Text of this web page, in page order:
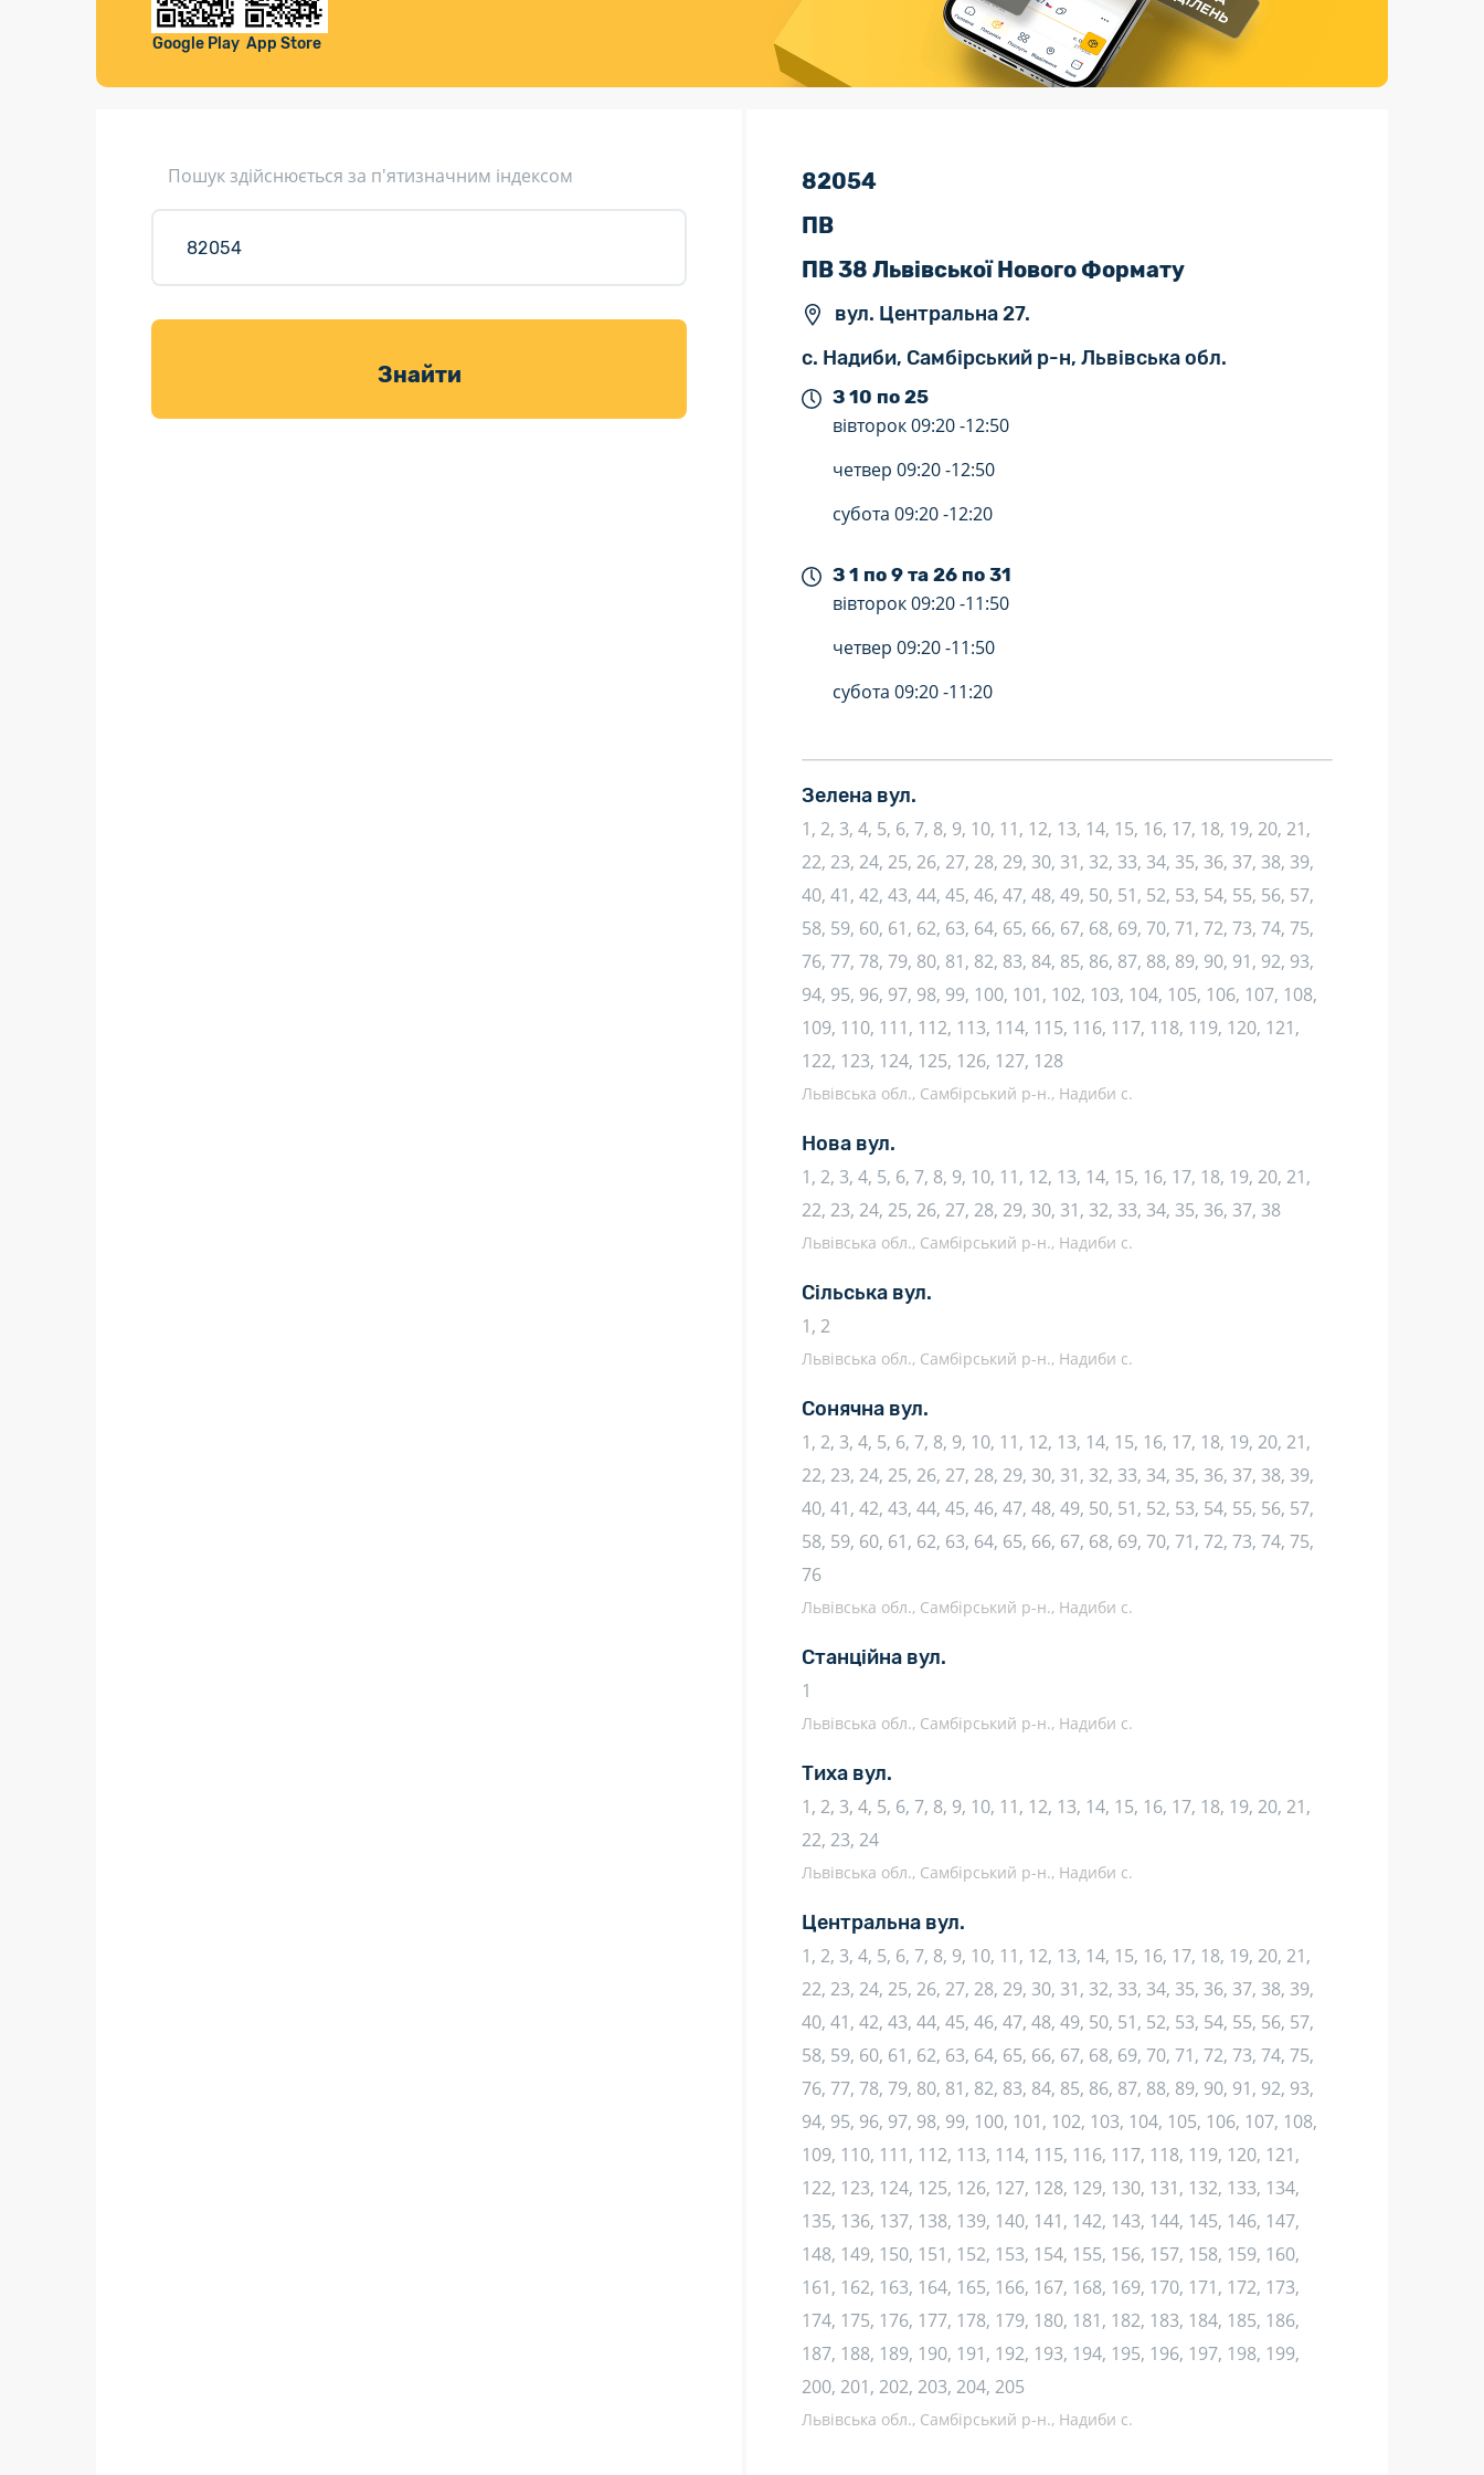
Листи та листівки
Доставка товарів для саду
Валютно-обмінні операції
Страхові послуги
Каталог «Укрпошта Маркет»
Google Play App Store
Пошук здійснюється за п'ятизначним індексом
Знайти
82054
ПВ
ПВ 38 Львівської Нового Формату
вул. Центральна 27.
с. Надиби, Самбірський р-н, Львівська обл.
З 10 по 25
вівторок09:20 -12:50
четвер 09:20 -12:50
субота 09:20 -12:20
З 1 по 9 та 26 по 31
вівторок09:20 -11:50
четвер 09:20 -11:50
субота 09:20 -11:20
Зелена вул.
1, 2, 3, 4, 5, 6, 7, 8, 9, 10, 11, 12, 13, 14, 15, 16, 17, 18, 19, 20, 21,
22, 23, 24, 25, 26, 27, 28, 29, 30, 31, 32, 33, 34, 35, 36, 37, 38, 39,
40, 41, 42, 43, 44, 45, 46, 47, 48, 49, 50, 51, 52, 53, 54, 55, 56, 57,
58, 59, 60, 61, 62, 63, 64, 65, 66, 67, 68, 69, 70, 71, 72, 73, 74, 75,
76, 77, 78, 79, 80, 81, 82, 83, 84, 85, 86, 87, 88, 89, 90, 91, 92, 93,
94, 95, 96, 97, 98, 99, 100, 101, 102, 103, 104, 105, 106, 107, 108,
109, 110, 111, 112, 113, 114, 115, 116, 117, 118, 119, 120, 121,
122, 123, 124, 125, 126, 127, 128
Львівська обл., Самбірський р-н., Надиби с.
Нова вул.
1, 2, 3, 4, 5, 6, 7, 8, 9, 10, 11, 12, 13, 14, 15, 16, 17, 18, 19, 20, 21,
22, 23, 24, 25, 26, 27, 28, 29, 30, 31, 32, 33, 34, 35, 36, 37, 38
Львівська обл., Самбірський р-н., Надиби с.
Сільська вул.
1, 2
Львівська обл., Самбірський р-н., Надиби с.
Сонячна вул.
1, 2, 3, 4, 5, 6, 7, 8, 9, 10, 11, 12, 13, 14, 15, 16, 17, 18, 19, 20, 21,
22, 23, 24, 25, 26, 27, 28, 29, 30, 31, 32, 33, 34, 35, 36, 37, 38, 39,
40, 41, 42, 43, 44, 45, 46, 47, 48, 49, 50, 51, 52, 53, 54, 55, 56, 57,
58, 59, 60, 61, 62, 63, 64, 65, 66, 67, 68, 69, 70, 71, 72, 73, 74, 75,
76
Львівська обл., Самбірський р-н., Надиби с.
Станційна вул.
1
Львівська обл., Самбірський р-н., Надиби с.
Тиха вул.
1, 2, 3, 4, 5, 6, 7, 8, 9, 10, 11, 12, 13, 14, 15, 16, 17, 18, 19, 20, 21,
22, 23, 24
Львівська обл., Самбірський р-н., Надиби с.
Центральна вул.
1, 2, 3, 4, 5, 6, 7, 8, 9, 10, 11, 12, 13, 14, 15, 16, 17, 18, 19, 20, 21,
22, 23, 24, 25, 26, 27, 28, 29, 30, 31, 32, 33, 34, 35, 36, 37, 38, 39,
40, 41, 42, 43, 44, 45, 46, 47, 48, 49, 50, 51, 52, 53, 54, 55, 56, 57,
58, 59, 60, 61, 62, 63, 64, 65, 66, 67, 68, 69, 70, 71, 72, 73, 74, 75,
76, 77, 78, 79, 80, 81, 82, 83, 84, 85, 86, 87, 88, 89, 90, 91, 92, 93,
94, 95, 96, 97, 98, 99, 100, 101, 102, 103, 104, 105, 106, 107, 108,
109, 110, 111, 112, 113, 114, 115, 116, 117, 118, 119, 120, 121,
122, 123, 124, 125, 126, 127, 128, 129, 130, 131, 132, 133, 134,
135, 136, 137, 138, 139, 140, 141, 142, 143, 144, 145, 146, 147,
148, 149, 150, 151, 152, 153, 154, 155, 156, 157, 158, 159, 160,
161, 162, 163, 164, 165, 166, 167, 168, 169, 170, 171, 172, 173,
174, 175, 176, 177, 178, 179, 180, 181, 182, 183, 184, 185, 186,
187, 188, 189, 190, 191, 192, 193, 194, 195, 196, 197, 198, 199,
200, 201, 202, 203, 204, 205
Львівська обл., Самбірський р-н., Надиби с.